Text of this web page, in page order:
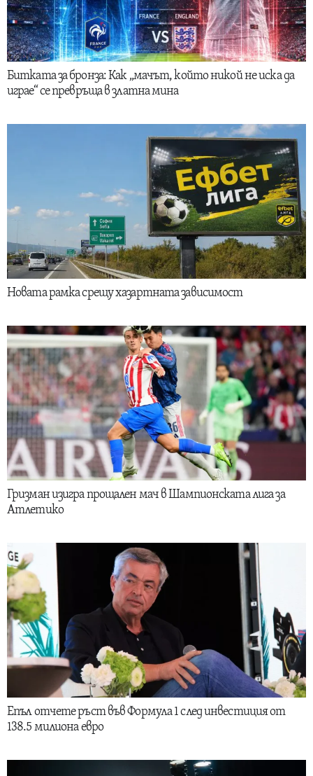
Битката за бронза: Как „мачът, който никой не иска да
играе“ се превръща в златна мина
Новата рамка срещу хазартната зависимост
Гризман изигра прощален мач в Шампионската лига за
Атлетико
Епъл отчете ръст във Формула 1 след инвестиция от
138.5 милиона евро